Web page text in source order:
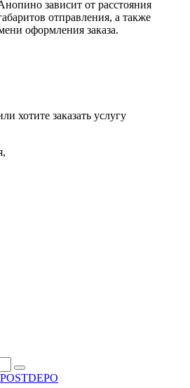
зависит от расстояния
отправления, а также
оформления заказа.
хотите заказать услугу